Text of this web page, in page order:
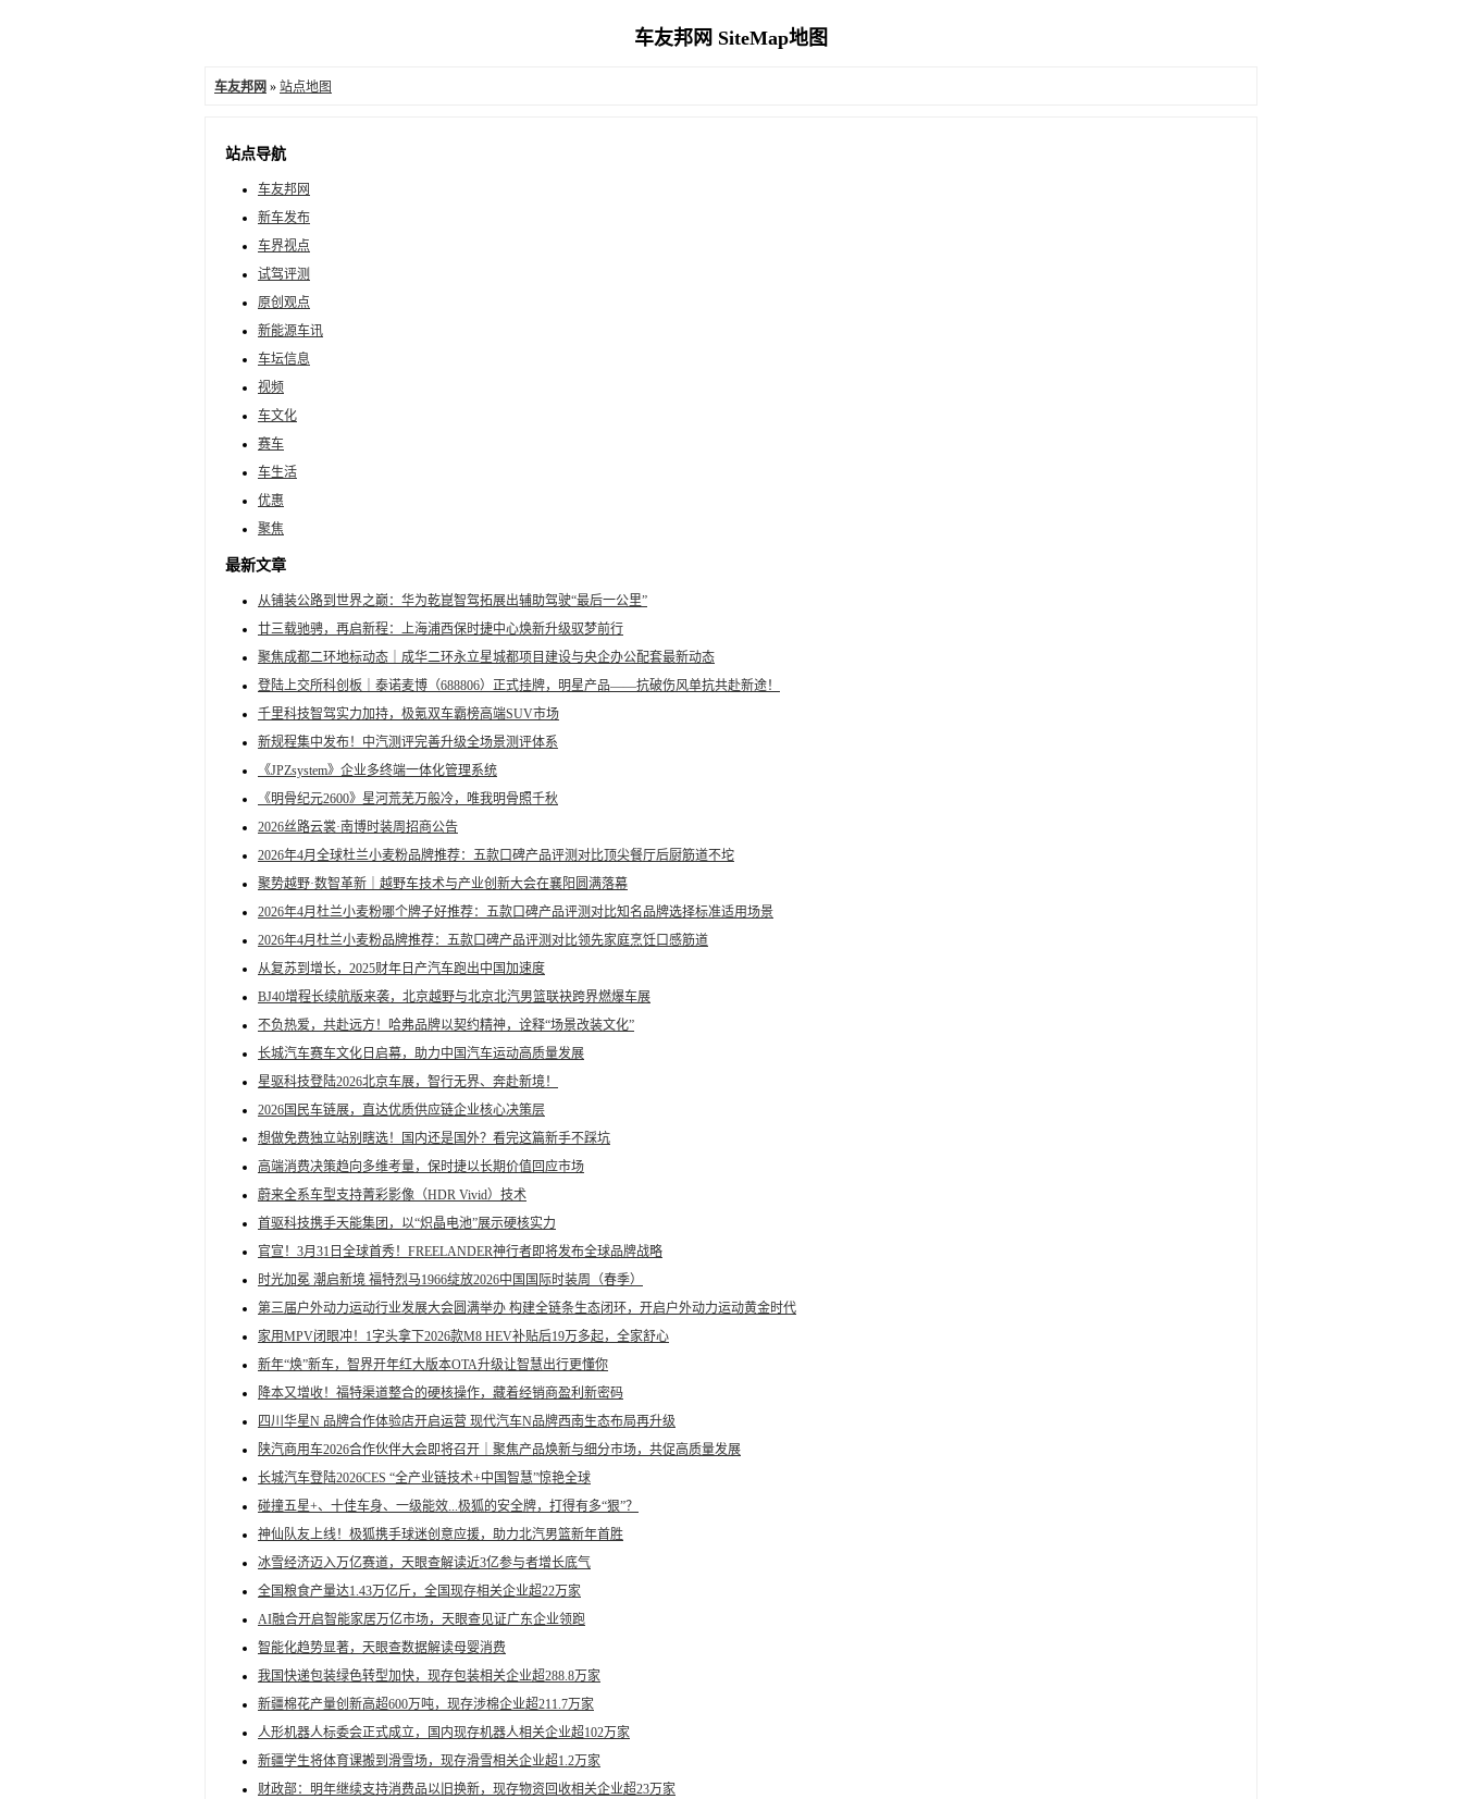
车友邦网 SiteMap地图
车友邦网 » 站点地图
站点导航
车友邦网
新车发布
车界视点
试驾评测
原创观点
新能源车讯
车坛信息
视频
车文化
赛车
车生活
优惠
聚焦
最新文章
从铺装公路到世界之巅：华为乾崑智驾拓展出辅助驾驶“最后一公里”
廿三载驰骋，再启新程：上海浦西保时捷中心焕新升级驭梦前行
聚焦成都二环地标动态｜成华二环永立星城都项目建设与央企办公配套最新动态
登陆上交所科创板｜泰诺麦博（688806）正式挂牌，明星产品——抗破伤风单抗共赴新途！
千里科技智驾实力加持，极氪双车霸榜高端SUV市场
新规程集中发布！中汽测评完善升级全场景测评体系
《JPZsystem》企业多终端一体化管理系统
《明骨纪元2600》星河荒芜万般冷，唯我明骨照千秋
2026丝路云裳·南博时装周招商公告
2026年4月全球杜兰小麦粉品牌推荐：五款口碑产品评测对比顶尖餐厅后厨筋道不坨
聚势越野·数智革新｜越野车技术与产业创新大会在襄阳圆满落幕
2026年4月杜兰小麦粉哪个牌子好推荐：五款口碑产品评测对比知名品牌选择标准适用场景
2026年4月杜兰小麦粉品牌推荐：五款口碑产品评测对比领先家庭烹饪口感筋道
从复苏到增长，2025财年日产汽车跑出中国加速度
BJ40增程长续航版来袭，北京越野与北京北汽男篮联袂跨界燃爆车展
不负热爱，共赴远方！哈弗品牌以契约精神，诠释“场景改装文化”
长城汽车赛车文化日启幕，助力中国汽车运动高质量发展
星驱科技登陆2026北京车展，智行无界、奔赴新境！
2026国民车链展，直达优质供应链企业核心决策层
想做免费独立站别瞎选！国内还是国外？看完这篇新手不踩坑
高端消费决策趋向多维考量，保时捷以长期价值回应市场
蔚来全系车型支持菁彩影像（HDR Vivid）技术
首驱科技携手天能集团，以“炽晶电池”展示硬核实力
官宣！3月31日全球首秀！FREELANDER神行者即将发布全球品牌战略
时光加冕 潮启新境 福特烈马1966绽放2026中国国际时装周（春季）
第三届户外动力运动行业发展大会圆满举办 构建全链条生态闭环，开启户外动力运动黄金时代
家用MPV闭眼冲！1字头拿下2026款M8 HEV补贴后19万多起，全家舒心
新年“焕”新车，智界开年红大版本OTA升级让智慧出行更懂你
降本又增收！福特渠道整合的硬核操作，藏着经销商盈利新密码
四川华星N 品牌合作体验店开启运营 现代汽车N品牌西南生态布局再升级
陕汽商用车2026合作伙伴大会即将召开｜聚焦产品焕新与细分市场，共促高质量发展
长城汽车登陆2026CES “全产业链技术+中国智慧”惊艳全球
碰撞五星+、十佳车身、一级能效...极狐的安全牌，打得有多“狠”？
神仙队友上线！极狐携手球迷创意应援，助力北汽男篮新年首胜
冰雪经济迈入万亿赛道，天眼查解读近3亿参与者增长底气
全国粮食产量达1.43万亿斤，全国现存相关企业超22万家
AI融合开启智能家居万亿市场，天眼查见证广东企业领跑
智能化趋势显著，天眼查数据解读母婴消费
我国快递包装绿色转型加快，现存包装相关企业超288.8万家
新疆棉花产量创新高超600万吨，现存涉棉企业超211.7万家
人形机器人标委会正式成立，国内现存机器人相关企业超102万家
新疆学生将体育课搬到滑雪场，现存滑雪相关企业超1.2万家
财政部：明年继续支持消费品以旧换新，现存物资回收相关企业超23万家